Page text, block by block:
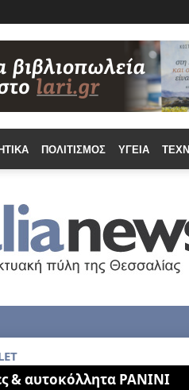
ΠΟΛΙΤΙΣΜΌΣ ΥΓΕΊΑ
& αυτοκόλλητα PANINI